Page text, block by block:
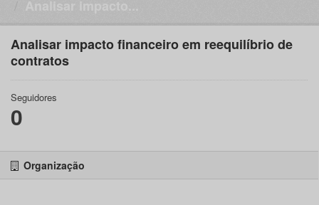
Analisar impacto financeiro em reequilíbrio de
contratos
Seguidores
0
Organização